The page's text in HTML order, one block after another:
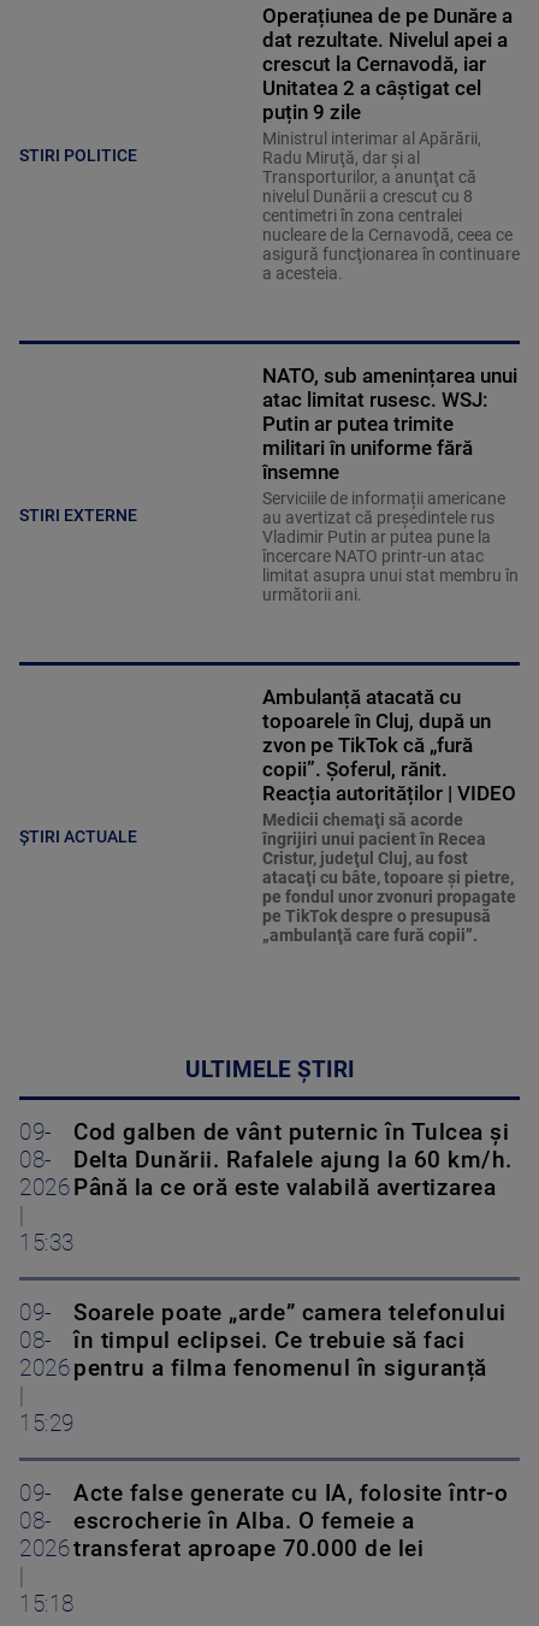
STIRI POLITICE
Operațiunea de pe Dunăre a
dat rezultate. Nivelul apei a
crescut la Cernavodă, iar
Unitatea 2 a câștigat cel
puțin 9 zile
Ministrul interimar al Apărării,
Radu Miruţă, dar şi al
Transporturilor, a anunţat că
nivelul Dunării a crescut cu 8
centimetri în zona centralei
nucleare de la Cernavodă, ceea ce
asigură funcţionarea în continuare
a acesteia.
STIRI EXTERNE
NATO, sub amenințarea unui
atac limitat rusesc. WSJ:
Putin ar putea trimite
militari în uniforme fără
însemne
Serviciile de informații americane
au avertizat că președintele rus
Vladimir Putin ar putea pune la
încercare NATO printr-un atac
limitat asupra unui stat membru în
următorii ani.
ȘTIRI ACTUALE
Ambulanță atacată cu
topoarele în Cluj, după un
zvon pe TikTok că „fură
copii”. Șoferul, rănit.
Reacția autorităților | VIDEO
Medicii chemaţi să acorde
îngrijiri unui pacient în Recea
Cristur, judeţul Cluj, au fost
atacaţi cu bâte, topoare şi pietre,
pe fondul unor zvonuri propagate
pe TikTok despre o presupusă
„ambulanţă care fură copii”.
ULTIMELE ȘTIRI
09-
08-
2026
15:33
Cod galben de vânt puternic în Tulcea și
Delta Dunării. Rafalele ajung la 60 km/h.
Până la ce oră este valabilă avertizarea
09-
08-
2026
15:29
Soarele poate „arde” camera telefonului
în timpul eclipsei. Ce trebuie să faci
pentru a filma fenomenul în siguranță
09-
08-
2026
15:18
Acte false generate cu IA, folosite într-o
escrocherie în Alba. O femeie a
transferat aproape 70.000 de lei